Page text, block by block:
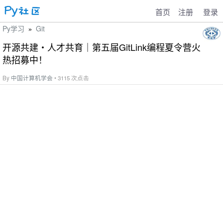
首页 注册 登录
Py学习 » Git
开源共建・人才共育｜第五届GitLink编程夏令营火
热招募中！
By 中国计算机学会 • 3115 次点击